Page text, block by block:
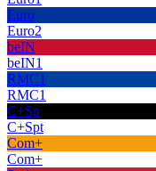
Euro
Euro2
beIN
beIN1
RMC1
RMC1
C+Sp
C+Spt
Com+
Com+